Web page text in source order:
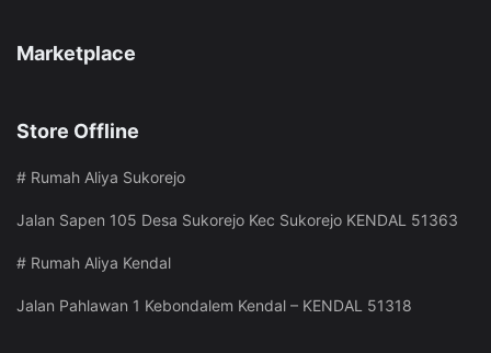
Marketplace
Store Offline
# Rumah Aliya Sukorejo
Jalan Sapen 105 Desa Sukorejo Kec Sukorejo KENDAL 51363
# Rumah Aliya Kendal
Jalan Pahlawan 1 Kebondalem Kendal – KENDAL 51318